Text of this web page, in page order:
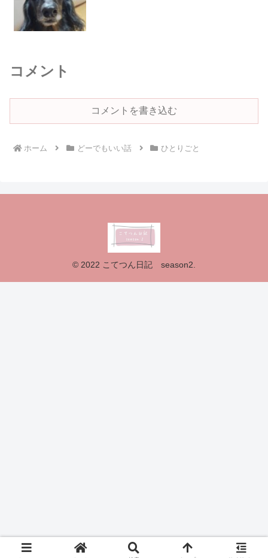
コメント
コメントを書き込む
ホーム どーでもいい話 ひとりごと
© 2022 こてつん日記 season2.